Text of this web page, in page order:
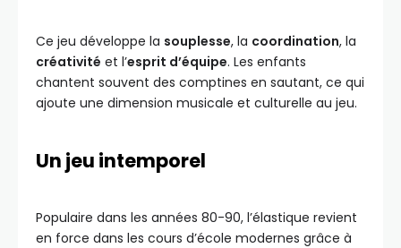
Ce jeu développe la souplesse, la coordination, la
créativité et l’esprit d’équipe. Les enfants
chantent souvent des comptines en sautant, ce qui
ajoute une dimension musicale et culturelle au jeu.
Un jeu intemporel
Populaire dans les années 80-90, l’élastique revient
en force dans les cours d’école modernes grâce à